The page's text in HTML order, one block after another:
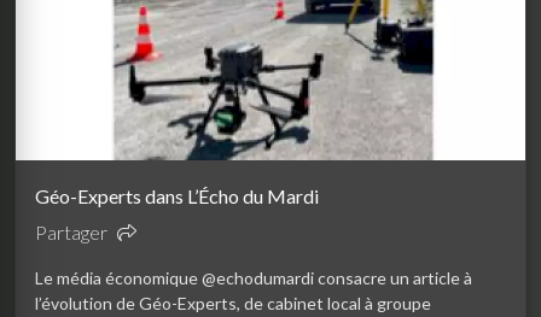
Géo-Experts dans L’Écho du Mardi
Partager
Le média économique @echodumardi consacre un article à
l’évolution de Géo-Experts, de cabinet local à groupe